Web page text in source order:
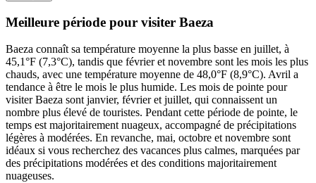
Meilleure période pour visiter Baeza
Baeza connaît sa température moyenne la plus basse en juillet, à
45,1°F (7,3°C), tandis que février et novembre sont les mois les plus
chauds, avec une température moyenne de 48,0°F (8,9°C). Avril a
tendance à être le mois le plus humide. Les mois de pointe pour
visiter Baeza sont janvier, février et juillet, qui connaissent un
nombre plus élevé de touristes. Pendant cette période de pointe, le
temps est majoritairement nuageux, accompagné de précipitations
légères à modérées. En revanche, mai, octobre et novembre sont
idéaux si vous recherchez des vacances plus calmes, marquées par
des précipitations modérées et des conditions majoritairement
nuageuses.